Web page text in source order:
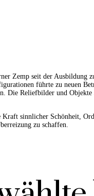
Zemp seit der
führte zu neuen
Die Reliefbilder und
sinnlicher Schönheit,
zu schaffen.